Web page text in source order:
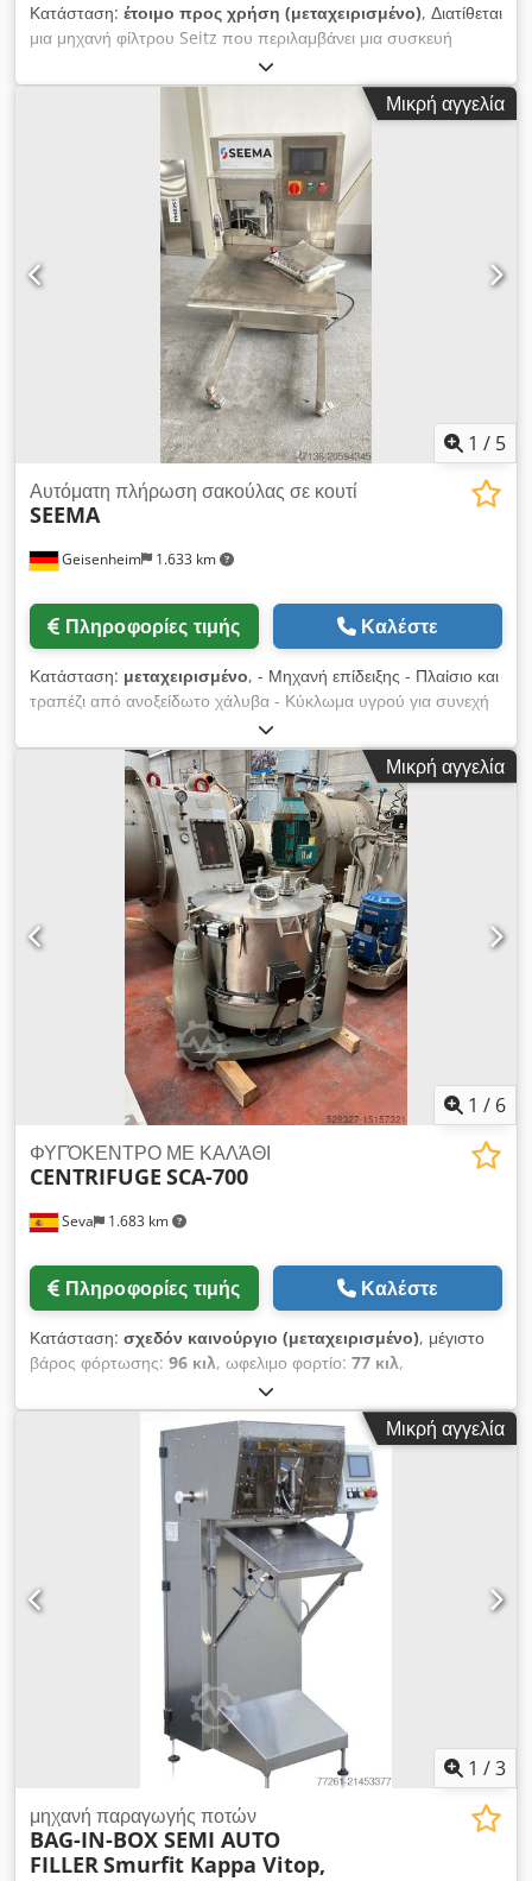
Κατάσταση: έτοιμο προς χρήση (μεταχειρισμένο), Διατίθεται
μια μηχανή φίλτρου Seitz που περιλαμβάνει μια συσκευή
δοσομέτρησης Schenk για την παραγωγή μπύρας. 1) Φίλτρο
πλαισίου γης διατόμων Seitz Orion 60, μέγ. απόδοση: 70hl-
80hl/h, αποτελεσματική απόδοση: περίπου. 45 hl/h, μέγ.
συνολική ικανότητα φιλτραρίσματος: περίπου. 600hl, συσκευή
πίεσης: πλανητικό γρανάζι 2 σταδίων, αριθμός πλακών: 36,
αριθμός ακραίων πλακών: 2, διαστάσεις πλάκας X/Y:
600mm/600mm, διάμετρος σωλήνα: 50mm, ονομαστική
διάμετρος: NW50, διαστάσεις μηχανής X/Y/Z: περίπου.
3800mm/1100mm/1400mm. 2) Δοσομετρική συσκευή
Schenk DO-S120, έτος κατασκευής: 1971, χωρητικότητα: περ.
160l/h, χωρητικότητα υψηλής ταχύτητας: περίπου. 320l/h,
ονομαστική διάμετρος: NW50, διάμετρος σωλήνα: 50mm.
Διαθέσιμη τεκμηρίωση. Υπάρχει δυνατότητα επιτόπιου
ελέγχου. Chedpewd Talofx Alxea
Μικρή αγγελία
1 / 5
Geisenheim 1.633 km
Αυτόματη πλήρωση σακούλας σε κουτί
SEEMA
Πληροφορίες τιμής Καλέστε
Κατάσταση: μεταχειρισμένο, - Μηχανή επίδειξης - Πλαίσιο και
τραπέζι από ανοξείδωτο χάλυβα - Κύκλωμα υγρού για συνεχή
λειτουργία έως 90°C - Κεφαλή πλήρωσης πλήρως κλειστή από
γυαλί ασφαλείας - Αυτόματη αποστράγγιση, αυτόματη
αφαίρεση πώματος, αυτόματη πώρωση - Πολυλειτουργική
έγχρωμη οθόνη αφής - Τροφοδοσία: AC220V/50Hz±10% -
Συμμορφώνεται με την Οδηγία Μηχανημάτων 2006/42/ΕΚ της
ΕΕ Βίντεο: ?v=BDoyMhHtzIg Η απόδοση εξαρτάται από τον
τύπο σακούλας Σακούλα 3 λίτρων - περίπου. 400/420 ανά
ώρα σακούλα 5 λίτρων - περίπου. 345/370 ανά ώρα σακούλα
10 λίτρων - περίπου. 260/295 ανά ώρα σακούλα 15 λίτρων -
περίπου. 210/245 ανά ώρα σακούλα 20 λίτρων - περίπου.
175/210 ανά ώρα Cjdsxytzljpfx Alxeha
Μικρή αγγελία
1 / 6
Seva 1.683 km
ΦΥΓΌΚΕΝΤΡΟ ΜΕ ΚΑΛΆΘΙ
CENTRIFUGE SCA-700
Πληροφορίες τιμής Καλέστε
Κατάσταση: σχεδόν καινούργιο (μεταχειρισμένο), μέγιστο
βάρος φόρτωσης: 96 κιλ, ωφελιμο φορτίο: 77 κιλ,
Ανακαινισμένη φυγόκεντρος ATEX, μοντέλο SCA-700.
Chodpfxjrrwcle Alxja
Μικρή αγγελία
1 /3
μηχανή παραγωγής ποτών
BAG-IN-BOX SEMI AUTO
FILLER Smurfit Kappa Vitop,